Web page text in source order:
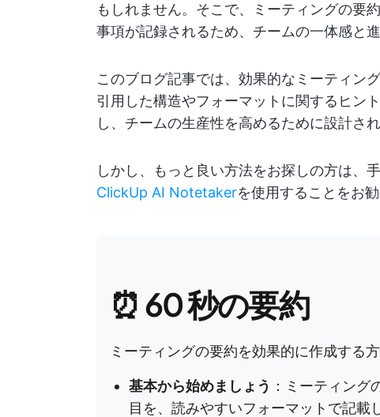
もしれません。そこで、ミーティングの要
事項が記録されるため、チームの一体感と
このブログ記事では、効果的なミーティン
引用した構造やフォーマットに関するヒン
し、チームの生産性を高めるために設計され
しかし、もっと良い方法をお探しの方は、
ClickUp AI Notetakerを使用することをお勧
⏰ 60 秒の要約
ミーティングの要約を効果的に作成する
基本から始めましょう ：ミーティン
目を、読みやすいフォーマットで記載